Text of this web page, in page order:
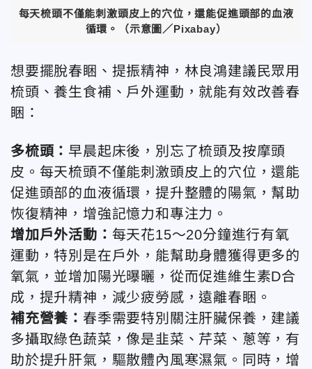
每天梳頭不僅能刺激頭皮上的穴位，還能促進頭部的血液
循環。（示意圖／Pixabay）
想要擺脫春睏、提振精神，林良鴻建議民眾用
梳頭、養生食補、戶外運動，就能有效改善春
睏：
多梳頭： 早晨起床後，別忘了梳頭及按摩頭
皮。每天梳頭不僅能刺激頭皮上的穴位，還能
促進頭部的血液循環，提升整體的陽氣，幫助
恢復精神，增強記憶力和專注力。
增加戶外活動： 每天花15～20分鐘進行有氧
運動，特別是在戶外，能幫助身體獲得更多的
氧氣，並增加陽光曝曬，從而促進維生素D合
成，提升精神，減少疲勞感，遠離春睏。
補充營養： 春季需要特別關注肝臟保養，建議
多攝取綠色蔬菜，像是韭菜、芹菜、蔥等，有
助於提升肝氣，驅散體內風寒濕氣。同時，增